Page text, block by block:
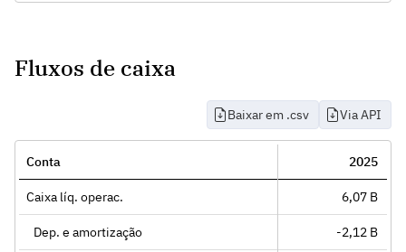
Fluxos de caixa
Baixar em .csv Via API
Conta 2025
Caixa líq. operac. 6,07 B
Dep. e amortização -2,12 B